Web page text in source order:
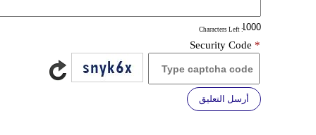
: Characters Left
Security Code *
أرسل التعليق